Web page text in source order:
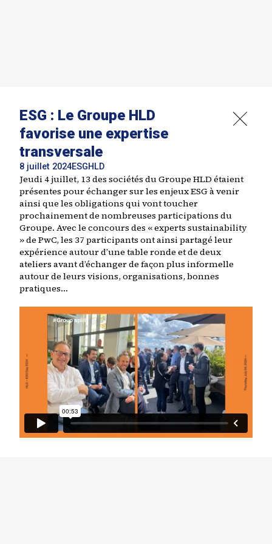
ESG : Le Groupe HLD
favorise une expertise
transversale
8 juillet 2024ESGHLD
Jeudi 4 juillet, 13 des sociétés du Groupe HLD étaient
présentes pour échanger sur les enjeux ESG à venir
ainsi que les obligations qui vont toucher
prochainement de nombreuses participations du
Groupe. Avec le concours des « experts sustainability
» de PwC, les 37 participants ont ainsi partagé leur
expérience autour d’une table ronde et de deux
ateliers avant d’échanger de façon plus informelle
autour de leurs visions, organisations, bonnes
pratiques…